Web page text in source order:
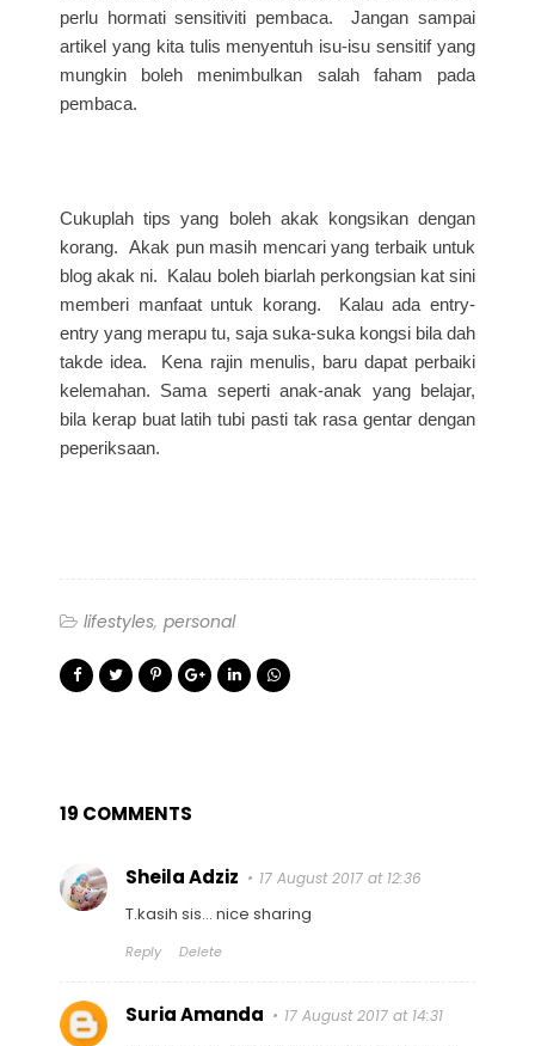
perlu hormati sensitiviti pembaca. Jangan sampai
artikel yang kita tulis menyentuh isu-isu sensitif yang
mungkin boleh menimbulkan salah faham pada
pembaca.
Cukuplah tips yang boleh akak kongsikan dengan
korang. Akak pun masih mencari yang terbaik untuk
blog akak ni. Kalau boleh biarlah perkongsian kat sini
memberi manfaat untuk korang. Kalau ada entry-
entry yang merapu tu, saja suka-suka kongsi bila dah
takde idea. Kena rajin menulis, baru dapat perbaiki
kelemahan. Sama seperti anak-anak yang belajar,
bila kerap buat latih tubi pasti tak rasa gentar dengan
peperiksaan.
lifestyles personal
19 COMMENTS
Sheila Adziz 17 August 2017 at 12:36
T.kasih sis... nice sharing
Reply Delete
Suria Amanda 17 August 2017 at 14:31